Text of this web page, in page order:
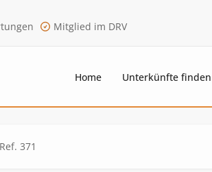
Mitglied im DRV
Home Unterkünfte finden
Ref. 371